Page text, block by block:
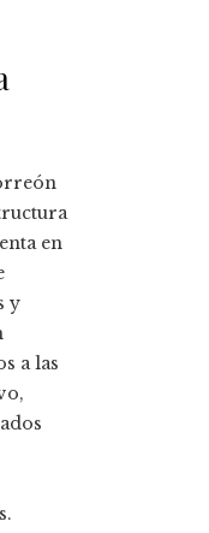
en
y
a las